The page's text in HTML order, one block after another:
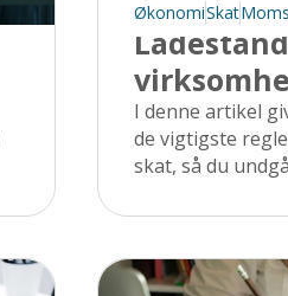
ØkonomiSkatMoms
I denne artikel
de vigtigste
skat, så du